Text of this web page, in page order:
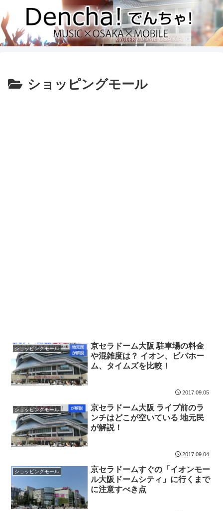
ショッピングモール
ショッピングモール
京セラドーム大阪 駐車場の料金
や混雑度は？ イオン、ビバホー
ム、タイムズを比較！
2017.09.05
ショッピングモール
京セラドーム大阪 ライブ前のラ
ンチはどこが空いている 地元民
が解説！
2017.09.04
ショッピングモール
京セラドームすぐの「イオンモー
ル大阪ドームシティ」に行くまで
に注意すべき点